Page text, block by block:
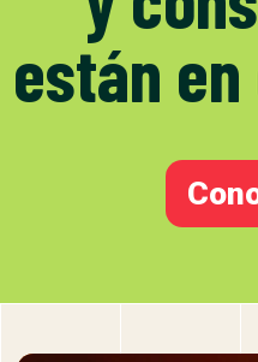
están